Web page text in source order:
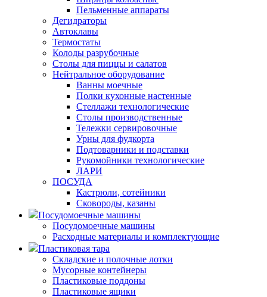
Пельменные аппараты
Дегидраторы
Автоклавы
Термостаты
Колоды разрубочные
Столы для пиццы и салатов
Нейтральное оборудование
Ванны моечные
Полки кухонные настенные
Стеллажи технологические
Столы производственные
Тележки сервировочные
Урны для фудкорта
Подтоварники и подставки
Рукомойники технологические
ЛАРИ
ПОСУДА
Кастрюли, сотейники
Сковороды, казаны
Посудомоечные машины
Посудомоечные машины
Расходные материалы и комплектующие
Пластиковая тара
Складские и полочные лотки
Мусорные контейнеры
Пластиковые поддоны
Пластиковые ящики